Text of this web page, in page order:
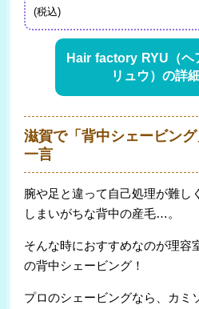
(税込)
Hair factory RYU（ヘ
リュウ）の詳
滋賀で「背中シェービン
一言
腕や足と違って自己処理が難し
しまいがちな背中の産毛…。
そんな時におすすめなのが理容
の背中シェービング！
プロのシェービングなら、カミ